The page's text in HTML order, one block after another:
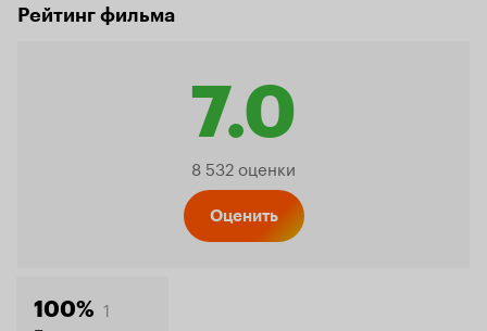
Рейтинг фильма
7.0
Рейтинг
8 532 оценки
Оценить
100% 1